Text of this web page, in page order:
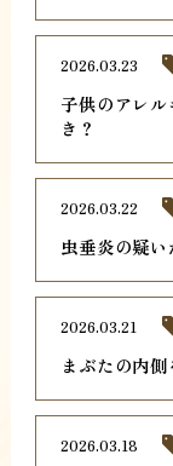
子供のアレ
き？
2026.03.23
虫垂炎の疑
2026.03.22
まぶたの内
2026.03.21
2026.03.18